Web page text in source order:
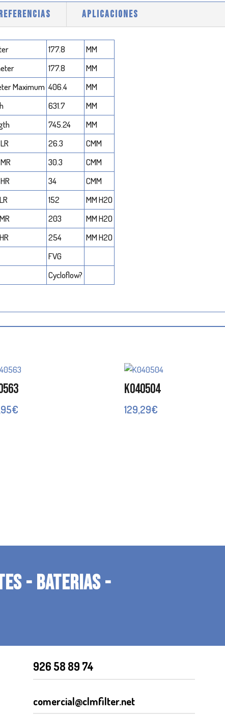
APLICACIONES
177.8
MM
177.8
MM
Maximum 406.4
MM
631.7
MM
745.24
MM
26.3
CMM
30.3
CMM
34
CMM
152
MM H2O
203
MM H2O
254
MM H2O
FVG
Cycloflow?
€
K040504
129,29€
- BATERIAS -
926 58 89 74
comercial@clmfilter.net